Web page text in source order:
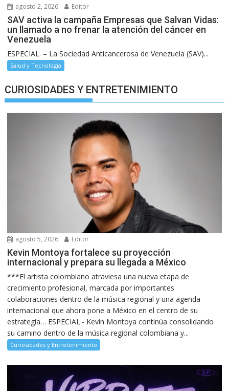
agosto 2, 2026 Editor
SAV activa la campaña Empresas que Salvan Vidas:
un llamado a no frenar la atención del cáncer en
Venezuela
ESPECIAL. – La Sociedad Anticancerosa de Venezuela (SAV)...
Salud y Tecnología
CURIOSIDADES Y ENTRETENIMIENTO
agosto 5, 2026 Editor
Kevin Montoya fortalece su proyección
internacional y prepara su llegada a México
***El artista colombiano atraviesa una nueva etapa de
crecimiento profesional, marcada por importantes
colaboraciones dentro de la música regional y una agenda
internacional que ahora pone a México en el centro de su
estrategia… ESPECIAL.- Kevin Montoya continúa consolidando
su camino dentro de la música regional colombiana y...
Curiosidades y Entretenimiento